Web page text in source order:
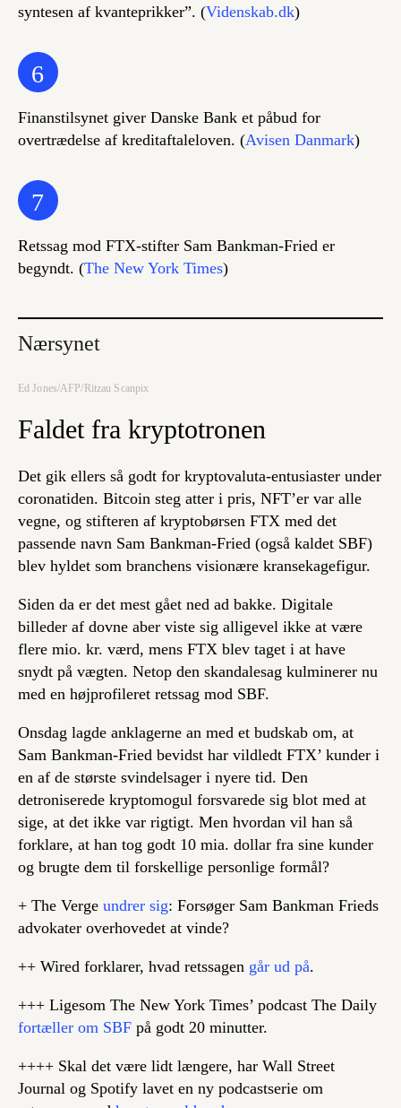
syntesen af kvanteprikker”. (Videnskab.dk)
6
Finanstilsynet giver Danske Bank et påbud for
overtrædelse af kreditaftaleloven. (Avisen Danmark)
7
Retssag mod FTX-stifter Sam Bankman-Fried er
begyndt. (The New York Times)
Nærsynet
Ed Jones/AFP/Ritzau Scanpix
Faldet fra kryptotronen
Det gik ellers så godt for kryptovaluta-entusiaster under
coronatiden. Bitcoin steg atter i pris, NFT’er var alle
vegne, og stifteren af kryptobørsen FTX med det
passende navn Sam Bankman-Fried (også kaldet SBF)
blev hyldet som branchens visionære kransekagefigur.
Siden da er det mest gået ned ad bakke. Digitale
billeder af dovne aber viste sig alligevel ikke at være
flere mio. kr. værd, mens FTX blev taget i at have
snydt på vægten. Netop den skandalesag kulminerer nu
med en højprofileret retssag mod SBF.
Onsdag lagde anklagerne an med et budskab om, at
Sam Bankman-Fried bevidst har vildledt FTX’ kunder i
en af de største svindelsager i nyere tid. Den
detroniserede kryptomogul forsvarede sig blot med at
sige, at det ikke var rigtigt. Men hvordan vil han så
forklare, at han tog godt 10 mia. dollar fra sine kunder
og brugte dem til forskellige personlige formål?
+ The Verge undrer sig: Forsøger Sam Bankman Frieds
advokater overhovedet at vinde?
++ Wired forklarer, hvad retssagen går ud på.
+++ Ligesom The New York Times’ podcast The Daily
fortæller om SBF på godt 20 minutter.
++++ Skal det være lidt længere, har Wall Street
Journal og Spotify lavet en ny podcastserie om